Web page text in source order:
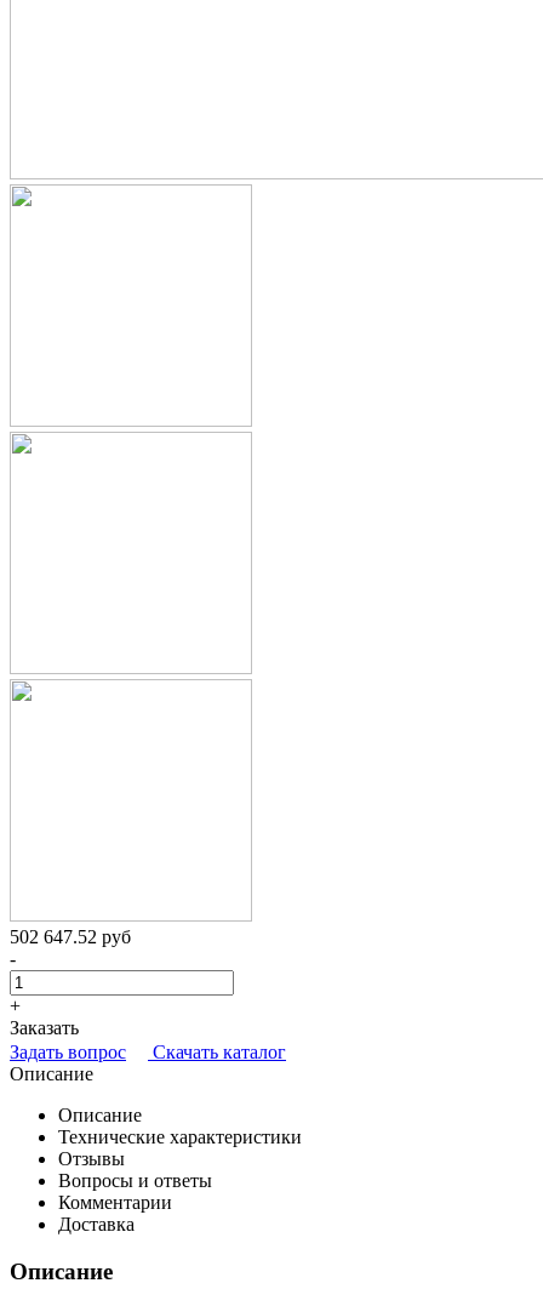
502 647.52 руб
-
+
Заказать
Задать вопрос
Скачать каталог
Описание
Описание
Технические характеристики
Отзывы
Вопросы и ответы
Комментарии
Доставка
Описание